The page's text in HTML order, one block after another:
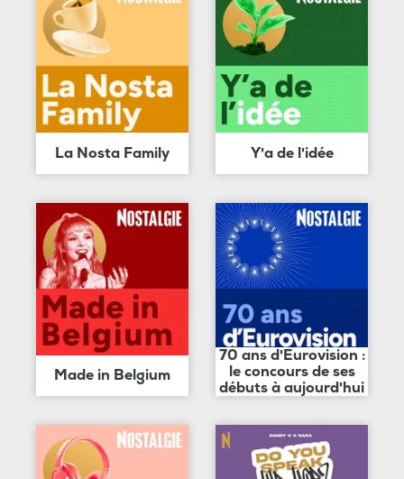
La Nosta Family Y'a de l'idée
Made in Belgium
70 ans d'Eurovision :
le concours de ses
débuts à aujourd'hui